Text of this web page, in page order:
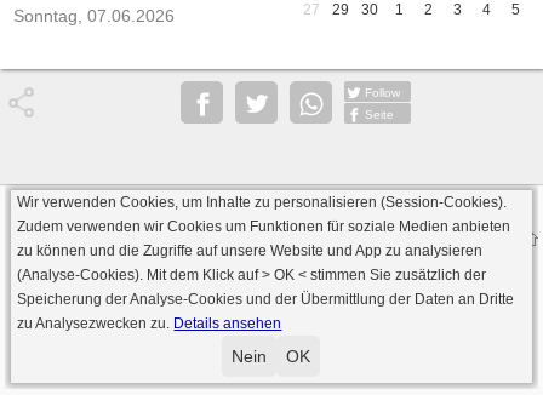
Sonntag, 07.06.2026
27
29 30 1 2 3 4 5
Follow
Seite
· Serverversion: 2026 6.241 · registrierte Spieler: 501.048 ·
Online Skat Server: 142 (private Server:136)
Wir verwenden Cookies, um Inhalte zu personalisieren (Session-Cookies).
Zudem verwenden wir Cookies um Funktionen für soziale Medien anbieten
zu können und die Zugriffe auf unsere Website und App zu analysieren
(Analyse-Cookies). Mit dem Klick auf> OK < stimmen Sie zusätzlich der
Speicherung der Analyse-Cookies und der Übermittlung der Daten an Dritte
zu Analysezwecken zu. Details ansehen
Nein OK